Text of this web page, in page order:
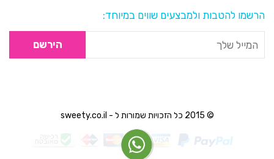
הרשמו להטבות ולמבצעים שווים במיוחד:
הירשם
© 2015 כל הזכויות שמורות ל - sweety.co.il